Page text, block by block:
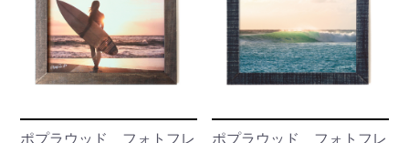
ポプラウッド フォトフレ
ポプラウッド フォトフレ